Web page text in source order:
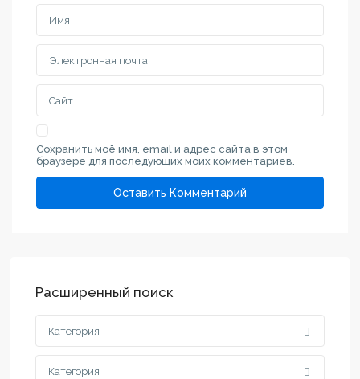
Сохранить моё имя, email и адрес сайта в этом
браузере для последующих моих комментариев.
Расширенный поиск
Категория
Категория